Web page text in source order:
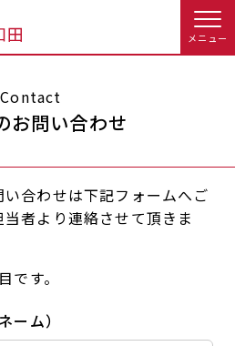
メニュー
店舗情報・サービス
ス等詳しく見る
Contact
お問い合わせ
合わせは下記フォームへご
者より連絡させて頂きま
です。
ーム）